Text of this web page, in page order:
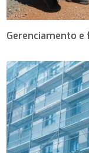
Gerenciamento e